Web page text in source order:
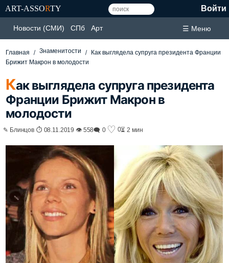
ART-ASSORTY Войти
Новости (СМИ) СПб Арт ☰ Меню
Главная Знаменитости
Как выглядела супруга президента Франции
Брижит Макрон в молодости
Как выглядела супруга президента
Франции Брижит Макрон в
молодости
✎ Блинцов ⏱ 08.11.2019 👁 558🗨 0 ♡ 0⏳ 2 мин